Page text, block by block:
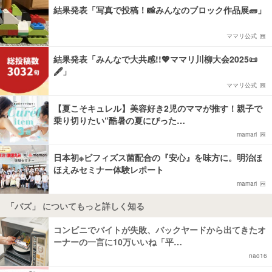
結果発表「写真で投稿！📸みんなのブロック作品展🧱」
ママリ公式
結果発表「みんなで大共感!!💖ママリ川柳大会2025📜
🖋️」
ママリ公式
【夏こそキュレル】美容好き2児のママが推す！親子で
乗り切りたい“酷暑の夏にぴった…
mamari
日本初※ビフィズス菌配合の『安心』を味方に。明治ほ
ほえみセミナー体験レポート
mamari
「バズ」 についてもっと詳しく知る
コンビニでバイトが失敗、バックヤードから出てきたオ
ーナーの一言に10万いいね「平…
nao16